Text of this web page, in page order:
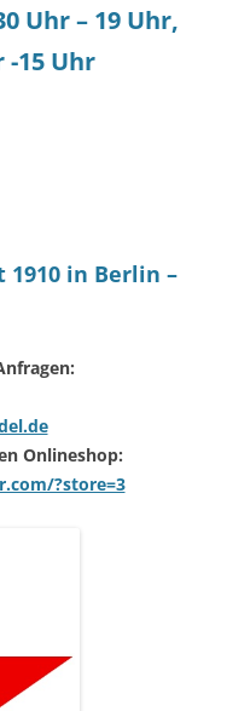
Uhr – 19 Uhr,
-15 Uhr
in Berlin –
Onlineshop:
?store=3